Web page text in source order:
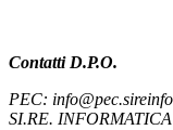
Contatti D.P.O.
PEC:
SI.RE.